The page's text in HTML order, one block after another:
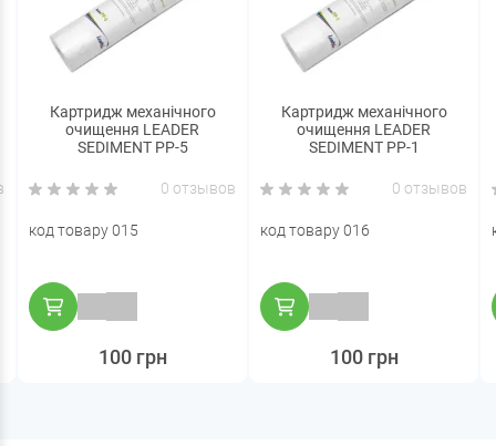
Картридж механічного
очищення LEADER
SEDIMENT PP-5
0 отзывов
код товару 015
100 грн
Картридж механічного
очищення LEADER
SEDIMENT PP-1
0 отзывов
код товару 016
100 грн